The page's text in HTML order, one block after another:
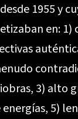
1955 y
en: 1)
3) alto
energías, 5)